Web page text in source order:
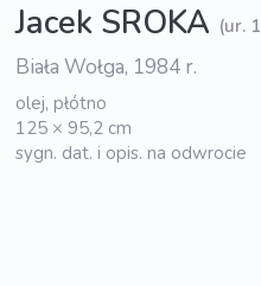
Jacek SROKA (ur.
Biała Wołga, 1984 r.
olej, płótno
125 × 95,2 cm
sygn. dat. i opis. na odwrocie